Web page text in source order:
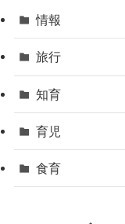
情報
旅行
知育
育児
食育